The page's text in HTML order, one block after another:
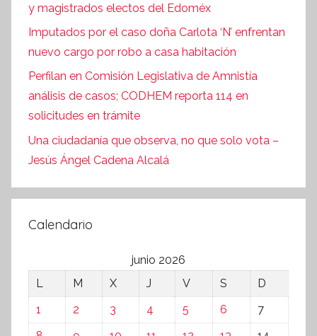
y magistrados electos del Edoméx
Imputados por el caso doña Carlota ‘N’ enfrentan
nuevo cargo por robo a casa habitación
Perfilan en Comisión Legislativa de Amnistía
análisis de casos; CODHEM reporta 114 en
solicitudes en trámite
Una ciudadanía que observa, no que solo vota –
Jesús Ángel Cadena Alcalá
Calendario
junio 2026
L
M X J V S
D
1
2 3 4 5 6
7